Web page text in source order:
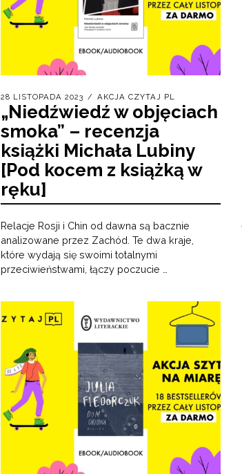
28 LISTOPADA 2023 AKCJA CZYTAJ PL
„Niedźwiedź w objęciach
smoka” – recenzja
książki Michała Lubiny
[Pod kocem z książką w
ręku]
Relacje Rosji i Chin od dawna są bacznie
analizowane przez Zachód. Te dwa kraje,
które wydają się swoimi totalnymi
przeciwieństwami, łączy poczucie …